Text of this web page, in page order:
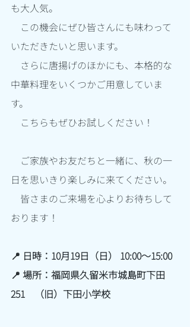
も大人気。
この機会にぜひ皆さんにも味わって
いただきたいと思います。
さらに唐揚げのほかにも、本格的な
中華料理をいくつかご用意していま
す。
こちらもぜひお試しください！
ご家族やお友だちと一緒に、秋の一
日を思いきり楽しみに来てください。
皆さまのご来場を心よりお待ちして
おります！
📍 日時：10月19日（日） 10:00〜15:00
📍 場所：福岡県久留米市城島町下田
251　（旧）下田小学校